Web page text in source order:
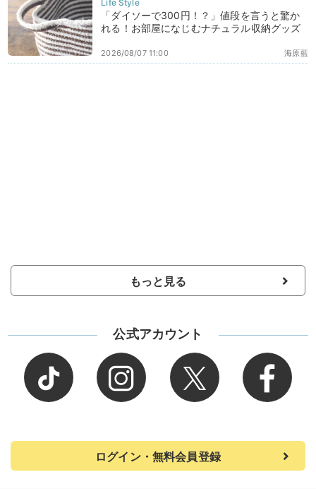
「ダイソーで300円！？」値段を言うと驚か
れる！お部屋になじむナチュラル収納グッズ
海原藍
2026/08/07 11:00
もっと見る
公式アカウント
ログイン・無料会員登録